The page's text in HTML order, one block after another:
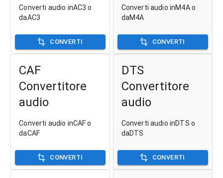
Converti audio inAC3 o
daAC3
CONVERTI
Converti audio inM4A o
daM4A
CONVERTI
CAF
Convertitore
audio
Converti audio inCAF o
daCAF
CONVERTI
DTS
Convertitore
audio
Converti audio inDTS o
daDTS
CONVERTI